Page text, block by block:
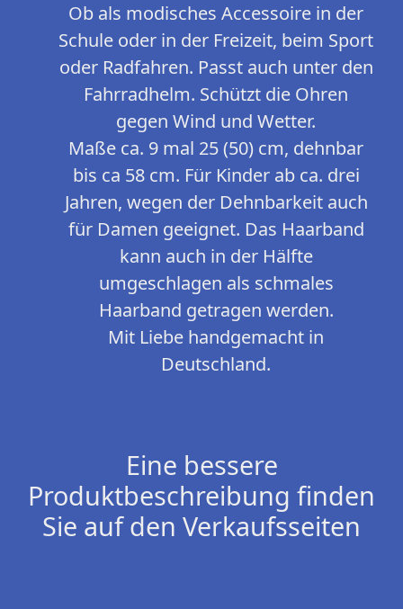
Ob als modisches Accessoire in der
Schule oder in der Freizeit, beim Sport
oder Radfahren. Passt auch unter den
Fahrradhelm. Schützt die Ohren
gegen Wind und Wetter.
Maße ca. 9 mal 25 (50) cm, dehnbar
bis ca 58 cm. Für Kinder ab ca. drei
Jahren, wegen der Dehnbarkeit auch
für Damen geeignet. Das Haarband
kann auch in der Hälfte
umgeschlagen als schmales
Haarband getragen werden.
Mit Liebe handgemacht in
Deutschland.
Eine bessere
Produktbeschreibung finden
Sie auf den Verkaufsseiten